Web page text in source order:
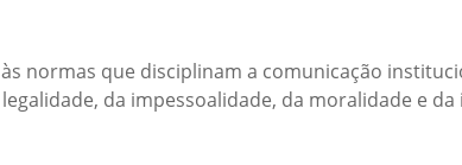
normas que disciplinam a comunicação
da impessoalidade, da moralidade e